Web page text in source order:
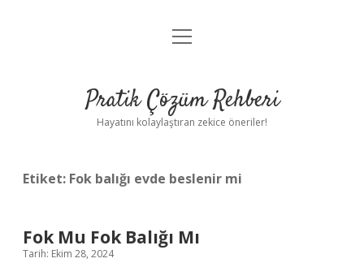
Anasayfa
Yasal Uyarı
menüyü
Pratik Çözüm Rehberi
Hayatını kolaylaştıran zekice öneriler!
Etiket: Fok balığı evde beslenir mi
Fok Mu Fok Balığı Mı
Tarih: Ekim 28, 2024